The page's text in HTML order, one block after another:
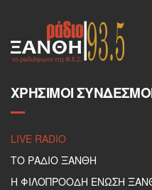
ΧΡΉΣΙΜΟΙ
LIVE RADIO
ΤΟ ΡΑΔΙΟ ΞΑΝΘΗ
Η ΦΙΛΟΠΡΟΟΔΗ ΕΝΩΣΗ